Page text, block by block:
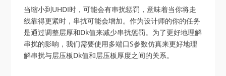
当缩小到UHDI时，可能会有串扰惩罚，意味着当你将走
线靠得更紧时，串扰可能会增加。作为设计师的你的任务
是通过调整层厚和Dk值来减少串扰惩罚。为了更好地理解
串扰的影响，我们需要使用多端口S参数仿真来更好地理
解串扰与层压板Dk值和层压板厚度之间的关系。